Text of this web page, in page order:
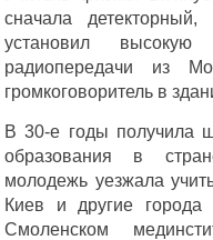
сначала
установил
радиопередачи из
громкоговоритель в
В 30-е годы получила
образования в
молодежь уезжала
Киев и другие
Смоленском